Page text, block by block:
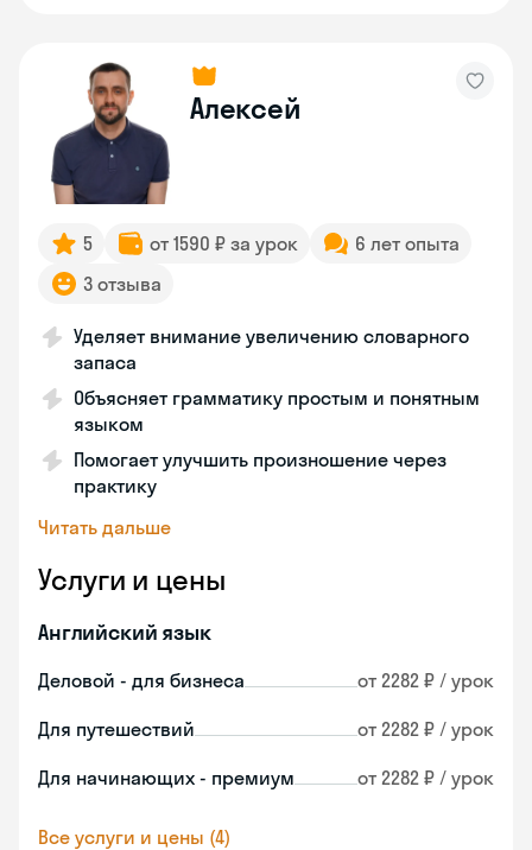
Алексей
5 от 1590 ₽ за урок
6 лет опыта
3 отзыва
Уделяет внимание увеличению словарного
запаса
Объясняет грамматику простым и понятным
языком
Помогает улучшить произношение через
практику
Читать дальше
Услуги и цены
Английский язык
Деловой - для бизнеса от 2282 ₽ / урок
Для путешествий от 2282 ₽ / урок
Для начинающих - премиум от 2282 ₽ / урок
Все услуги и цены (4)